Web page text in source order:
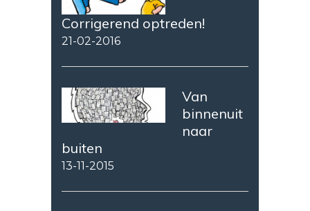
Corrigerend optreden!
21-02-2016
Van
binnenuit
naar
buiten
13-11-2015